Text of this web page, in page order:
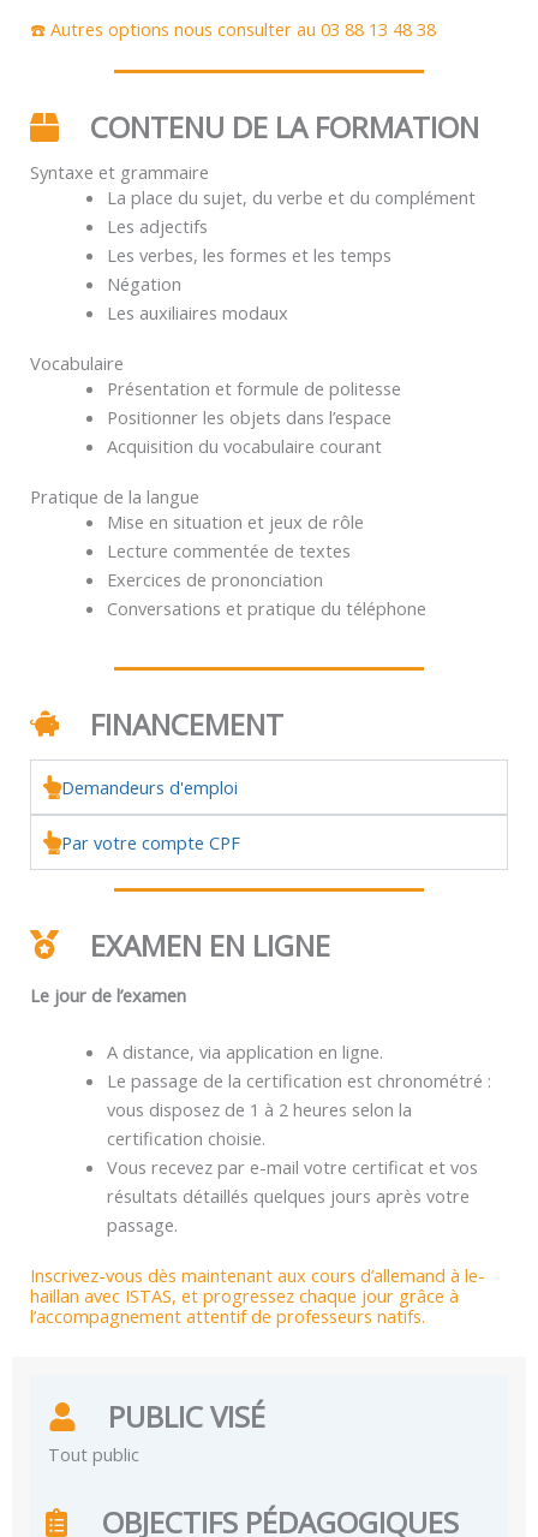
☎️ Autres options nous consulter au 03 88 13 48 38
CONTENU DE LA FORMATION
Syntaxe et grammaire
La place du sujet, du verbe et du complément
Les adjectifs
Les verbes, les formes et les temps
Négation
Les auxiliaires modaux
Vocabulaire
Présentation et formule de politesse
Positionner les objets dans l’espace
Acquisition du vocabulaire courant
Pratique de la langue
Mise en situation et jeux de rôle
Lecture commentée de textes
Exercices de prononciation
Conversations et pratique du téléphone
FINANCEMENT
Demandeurs d'emploi
Par votre compte CPF
EXAMEN EN LIGNE
Le jour de l’examen
A distance, via application en ligne.
Le passage de la certification est chronométré :
vous disposez de 1 à 2 heures selon la
certification choisie.
Vous recevez par e-mail votre certificat et vos
résultats détaillés quelques jours après votre
passage.
Inscrivez-vous dès maintenant aux cours d’allemand à le-
haillan avec ISTAS, et progressez chaque jour grâce à
l’accompagnement attentif de professeurs natifs.
PUBLIC VISÉ
Tout public
OBJECTIFS PÉDAGOGIQUES